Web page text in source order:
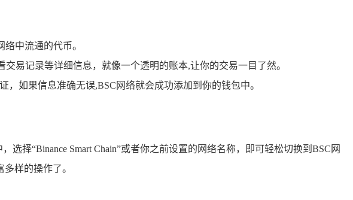
中流通的代币。
交易记录等详细信息，就像一个透明的账本,让你的交易一目了然。
如果信息准确无误,BSC网络就会成功添加到你的钱包中。
择“Binance Smart Chain”或者你之前设置的网络名称，即可轻松切换到BSC网
样的操作了。